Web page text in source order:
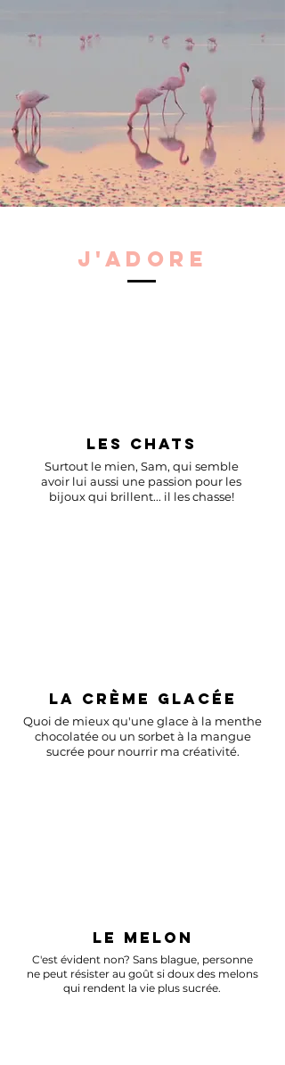
J'ADORE
LES CHATS
Surtout le mien, Sam, qui semble
avoir lui aussi une passion pour les
bijoux qui brillent... il les chasse!
LA CRÈME GLACÉE
Quoi de mieux qu'une glace à la menthe
chocolatée ou un sorbet à la mangue
sucrée pour nourrir ma créativité.
LE MELON
C'est évident non? Sans blague, personne
ne peut résister au goût si doux des melons
qui rendent la vie plus sucrée.